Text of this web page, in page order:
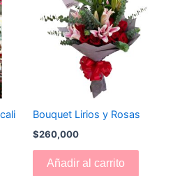
Bouquet Lirios y Rosas
$260,000
Añadir al carrito